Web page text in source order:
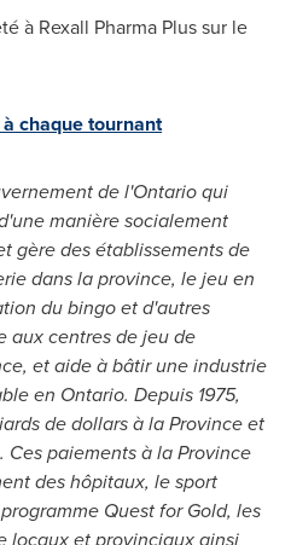
à Rexall Pharma Plus sur le
chaque tournant
de l'Ontarioqui
manière socialement
gère des établissements de
dans la province, le jeu en
du bingo et d'autres
aux centres de jeu de
et aide à bâtir une industrie
en Ontario. Depuis 1975,
de dollars à la Province et
. Ces paiements à la Province
des hôpitaux, le sport
Quest for Gold, les